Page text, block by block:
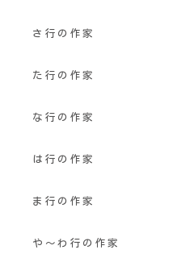
さ行の作家
た行の作家
な行の作家
は行の作家
ま行の作家
や〜わ行の作家